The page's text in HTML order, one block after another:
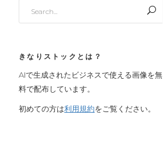
きなりストックとは？
AIで生成されたビジネスで使える画像を無
料で配布しています。
初めての方は利用規約をご覧ください。